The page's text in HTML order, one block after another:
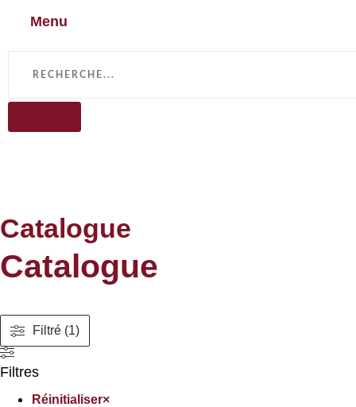
Menu
Catalogue
Catalogue
Filtré (1)
Filtres
Réinitialiser×